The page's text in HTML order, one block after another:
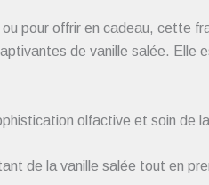
ou pour offrir en cadeau, cette
de vanille salée. Elle
olfactive et soin de
de la vanille salée tout en